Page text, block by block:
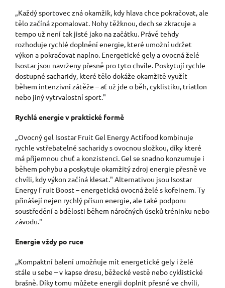
„Každý sportovec zná okamžik, kdy hlava chce pokračovat, ale
tělo začíná zpomalovat. Nohy těžknou, dech se zkracuje a
tempo už není tak jisté jako na začátku. Právě tehdy
rozhoduje rychlé doplnění energie, které umožní udržet
výkon a pokračovat naplno. Energetické gely a ovocná želé
Isostar jsou navrženy přesně pro tyto chvíle. Poskytují rychle
dostupné sacharidy, které tělo dokáže okamžitě využít
během intenzivní zátěže – ať už jde o běh, cyklistiku, triatlon
nebo jiný vytrvalostní sport."
Rychlá energie v praktické formě
„Ovocný gel Isostar Fruit Gel Energy Actifood kombinuje
rychle vstřebatelné sacharidy s ovocnou složkou, díky které
má příjemnou chuť a konzistenci. Gel se snadno konzumuje i
během pohybu a poskytuje okamžitý zdroj energie přesně ve
chvíli, kdy výkon začíná klesat." Alternativou jsou Isostar
Energy Fruit Boost – energetická ovocná želé s kofeinem. Ty
přinášejí nejen rychlý přísun energie, ale také podporu
soustředění a bdělosti během náročných úseků tréninku nebo
závodu."
Energie vždy po ruce
„Kompaktní balení umožňuje mít energetické gely i želé
stále u sebe – v kapse dresu, běžecké vestě nebo cyklistické
brašně. Díky tomu můžete energii doplnit přesně ve chvíli,